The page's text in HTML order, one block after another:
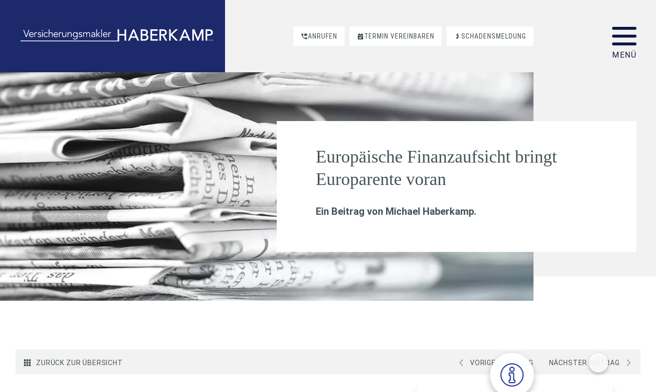
ANRUFEN TERMIN VEREINBAREN SCHADENSMELDUNG
Europäische Finanzaufsicht bringt
Europarente voran
Ein Beitrag von Michael Haberkamp.
ZURÜCK ZUR ÜBERSICHT VORIGER BEITRAG NÄCHSTER BEITRAG